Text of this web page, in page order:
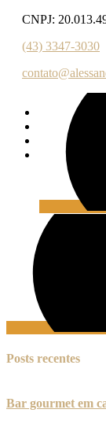
CNPJ:
(43) 3347-3030‬‬
Posts recentes
Bar gourmet em